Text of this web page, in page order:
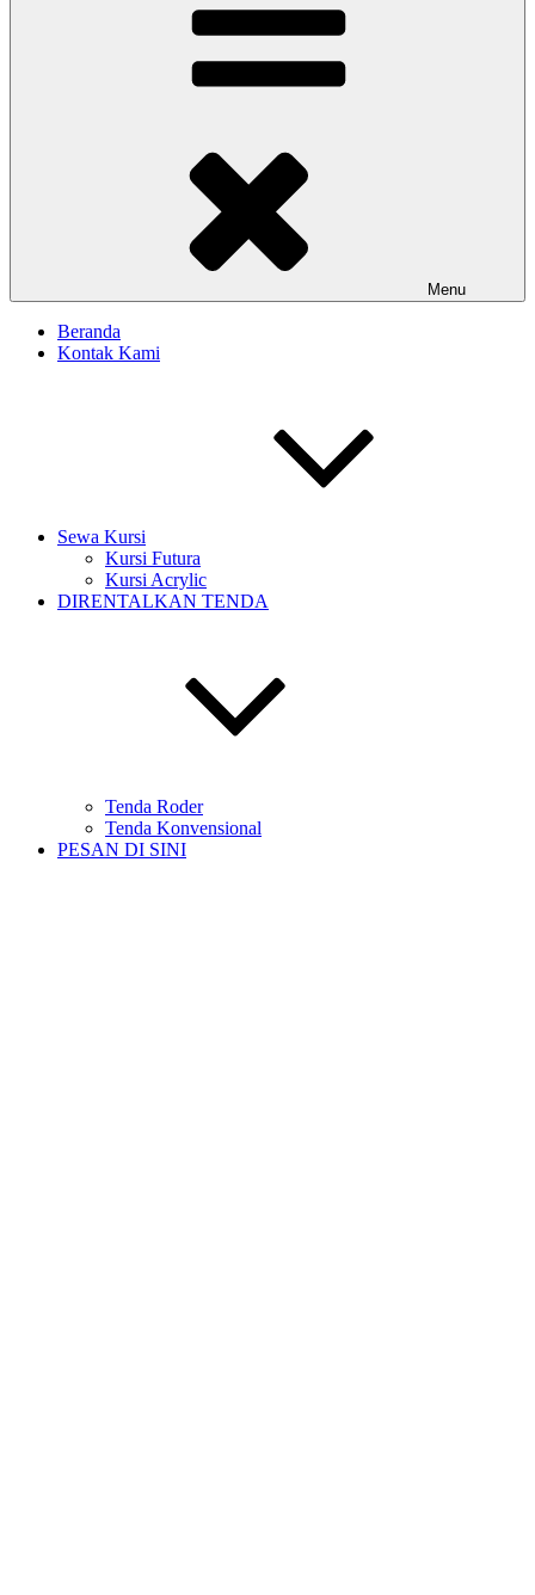
Menu
Beranda
Kontak Kami
Sewa Kursi
Kursi Futura
Kursi Acrylic
DIRENTALKAN TENDA
Tenda Roder
Tenda Konvensional
PESAN DI SINI